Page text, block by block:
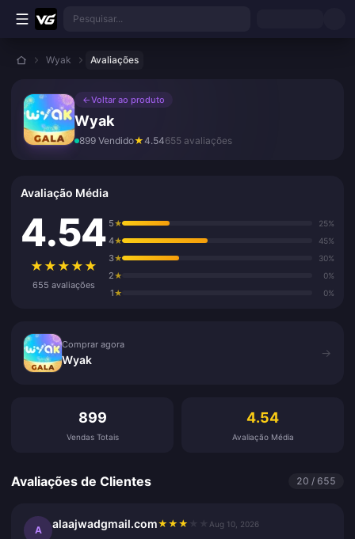
Ir para o conteúdo principal
Pesquisar...
Wyak Avaliações
←Voltar ao produto
Wyak
899 Vendido★4.54655 avaliações
Avaliação Média
4.54
★ ★ ★ ★ ★
655 avaliações
5★ 25%
4★ 45%
3★ 30%
2★ 0%
1★ 0%
Comprar agora
Wyak
→
899
Vendas Totais
4.54
Avaliação Média
Avaliações de Clientes 20 / 655
A alaajwadgmail.com★ ★ ★ Aug 10, 2026